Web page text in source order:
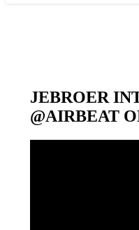
JEBROER
@AIRBEAT